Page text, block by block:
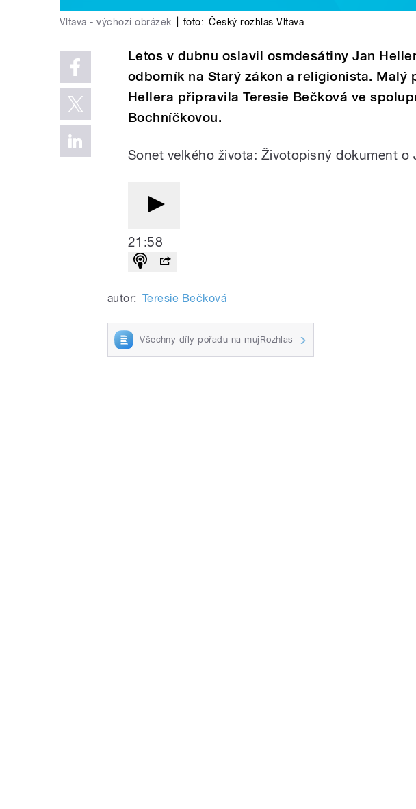
Vltava - výchozí obrázek foto: Český rozhlas Vltava
Letos v dubnu oslavil osmdesátiny Jan
odborník na Starý zákon a religionista. Malý
Hellera připravila Teresie Bečková ve
Bochníčkovou.
Sonet velkého života: Životopisný dokument o
21:58
autor: Teresie Bečková
Všechny díly pořadu na mujRozhlas